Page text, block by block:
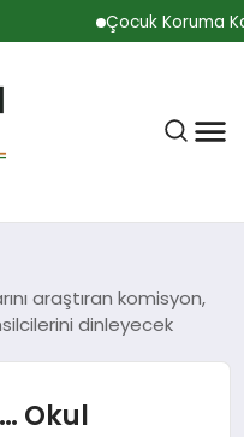
Çocuk Koruma
araştıran komisyon,
dinleyecek
Okul